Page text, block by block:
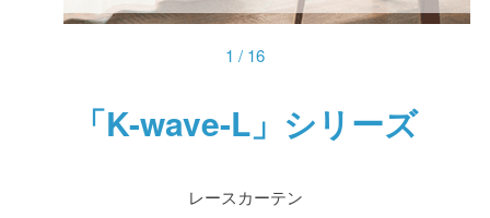
1 / 16
「K-wave-L」シリーズ
レースカーテン